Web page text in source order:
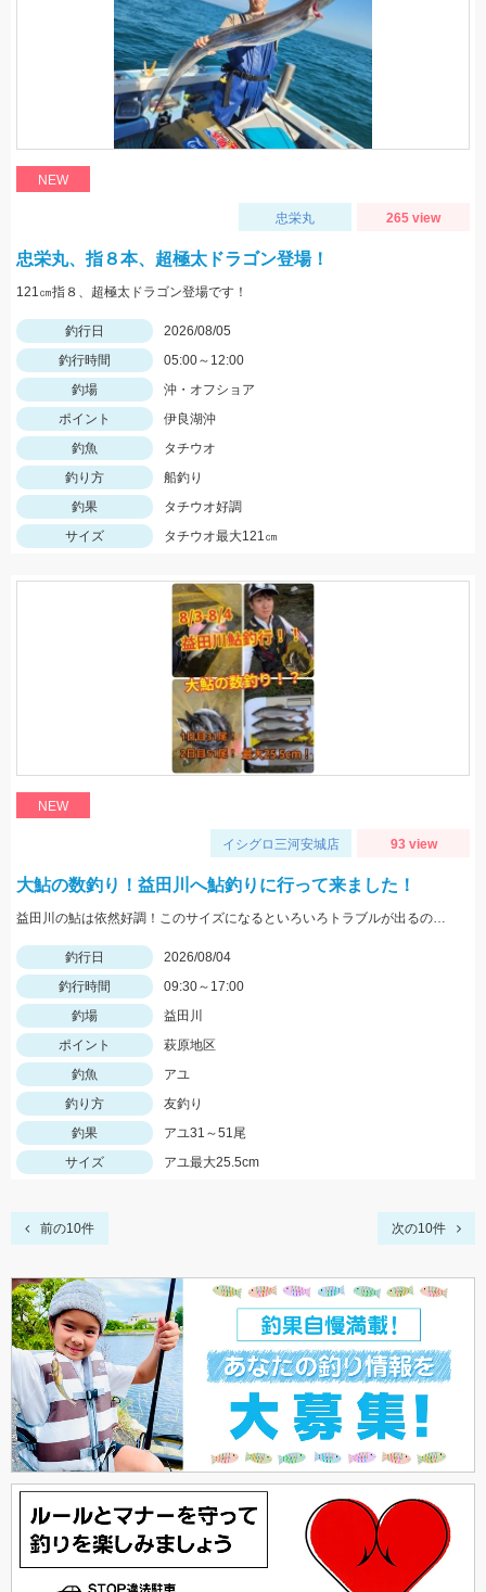
NEW
忠栄丸 265 view
忠栄丸、指８本、超極太ドラゴン登場！
121㎝指８、超極太ドラゴン登場です！
釣行日
2026/08/05
釣行時間
05:00～12:00
釣場
沖・オフショア
ポイント
伊良湖沖
釣魚
タチウオ
釣り方
船釣り
釣果
タチウオ好調
サイズ
タチウオ最大121㎝
NEW
イシグロ三河安城店 93 view
大鮎の数釣り！益田川へ鮎釣りに行って来ました！
益田川の鮎は依然好調！このサイズになるといろいろトラブルが出るので仕掛けは太めがおすすめです！針は7.5号～８号！三河安城店岩崎釣行
釣行日
2026/08/04
釣行時間
09:30～17:00
釣場
益田川
ポイント
萩原地区
釣魚
アユ
釣り方
友釣り
釣果
アユ31～51尾
サイズ
アユ最大25.5cm
前の10件 次の10件